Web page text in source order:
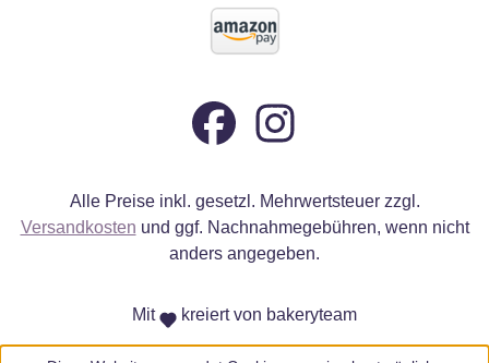
Alle Preise inkl. gesetzl. Mehrwertsteuer zzgl.
Versandkosten und ggf. Nachnahmegebühren, wenn nicht
anders angegeben.
Mit kreiert von bakeryteam